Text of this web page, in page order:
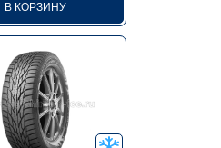
В КОРЗИНУ